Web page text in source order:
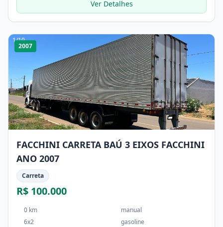
Ver Detalhes
1/10
2007
FACCHINI CARRETA BAÚ 3 EIXOS FACCHINI
ANO 2007
Carreta
R$ 100.000
0 km
manual
6x2
gasoline